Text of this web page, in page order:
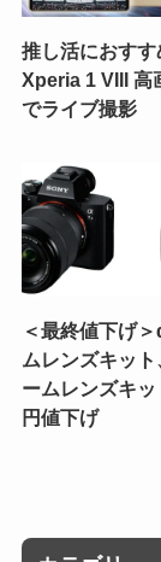
推し活におす
Xperia 1 VIII 高
でライブ撮影
＜最終値下げ
ムレンズキッ
ームレンズキ
円値下げ